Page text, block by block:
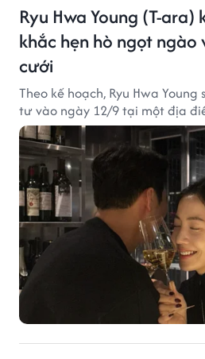
Ryu Hwa Young (T-ara)
khắc hẹn hò ngọt ngào
cưới
Theo kế hoạch, Ryu Hwa
tư vào ngày 12/9 tại một địa